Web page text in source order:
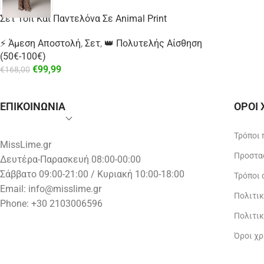
Σετ Τοπ Και Παντελόνα Σε Animal Print
⚡ Άμεση Αποστολή, Σετ, 👑 Πολυτελής Αίσθηση
(50€-100€)
€168,00 €99,99
ΕΠΙΚΟΙΝΩΝΙΑ
MissLime.gr
Δευτέρα-Παρασκευή 08:00-00:00
Σάββατο 09:00-21:00 / Κυριακή 10:00-18:00
Email: info@misslime.gr
Phone: +30 2103006596
ΟΡΟΙ
Τρόποι
Όροι